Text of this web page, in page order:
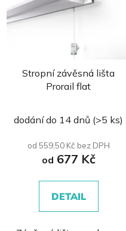
Stropní závěsná lišta
Prorail flat
dodání do 14 dnů (>5 ks)
od 559,50 Kč bez DPH
od 677 Kč
DETAIL